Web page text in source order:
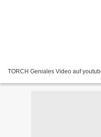
TORCH Geniales Video auf